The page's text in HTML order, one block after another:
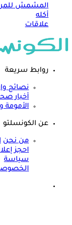
أكله
علاقات
روابط سريعة
نصائح
أخبار
الأمومة
عن الكونسلتو
من نحن
احجز
سياسة